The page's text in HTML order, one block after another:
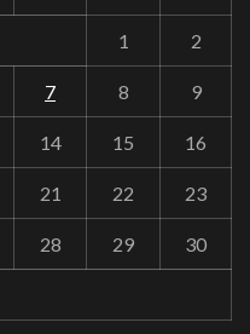
1 2
7 8 9
14 15 16
21 22 23
28 29 30